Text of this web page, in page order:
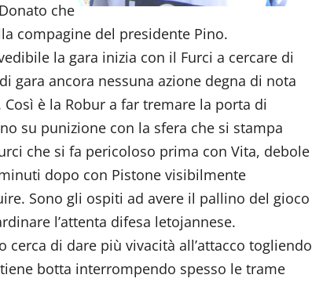
che
compagine del presidente Pino.
la gara inizia con il Furci a cercare di
gara ancora nessuna azione degna di nota
è la Robur a far tremare la porta di
su punizione con la sfera che si stampa
che si fa pericoloso prima con Vita, debole
dopo con Pistone visibilmente
Sono gli ospiti ad avere il pallino del gioco
l’attenta difesa letojannese.
cerca di dare più vivacità all’attacco togliendo
botta interrompendo spesso le trame